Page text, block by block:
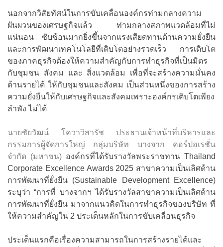
นอกจากวิสัยทัศน์ในการขับเคลื่อนองค์กรท่ามกลางความ
ผันผวนของเศรษฐกิจแล้ว ท่ามกลางสภาพแวดล้อมที่ไม่
แน่นอน ซับซ้อนมากยิ่งขึ้นจากแรงเสียดทานด้านความยั่งยืน
และการพัฒนาเทคโนโลยีที่เติบโตอย่างรวดเร็ว การเติบโต
ของภาคธุรกิจต้องให้ความสำคัญกับการทำธุรกิจที่เป็นมิตร
กับชุมชน สังคม และ สิ่งแวดล้อม เพื่อที่จะสร้างความมั่นคง
ด้านรายได้ ให้กับชุมชนและสังคม เป็นส่วนหนึ่งของการสร้าง
ความยั่งยืนให้กับเศรษฐกิจและสังคมเพราะองค์กรเติบโตเพียง
ลำพัง ไม่ได้
นายชัยวัฒน์ โควาวิสารัช ประธานเจ้าหน้าที่บริหารและ
กรรมการผู้จัดการใหญ่ กลุ่มบริษัท บางจาก คอร์ปอเรชั่น
จำกัด (มหาชน) องค์กรที่ได้รับรางวัลพระราชทาน Thailand
Corporate Excellence Awards 2025 สาขาความเป็นเลิศด้าน
การพัฒนาที่ยั่งยืน (Sustainable Development Excellence)
ระบุว่า “การที่ บางจากฯ ได้รับรางวัลสาขาความเป็นเลิศด้าน
การพัฒนาที่ยั่งยืน มาจากแนวคิดในการทำธุรกิจของบริษัท ที่
ให้ความสำคัญใน 2 ประเด็นหลักในการขับเคลื่อนธุรกิจ
ประเด็นแรกคือเรื่องความสามารถในการสร้างรายได้และ